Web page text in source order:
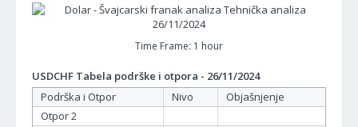
Time Frame: 1 hour
USDCHF Tabela podrške i otpora - 26/11/2024
Podrška i Otpor
Nivo
Objašnjenje
Otpor 2